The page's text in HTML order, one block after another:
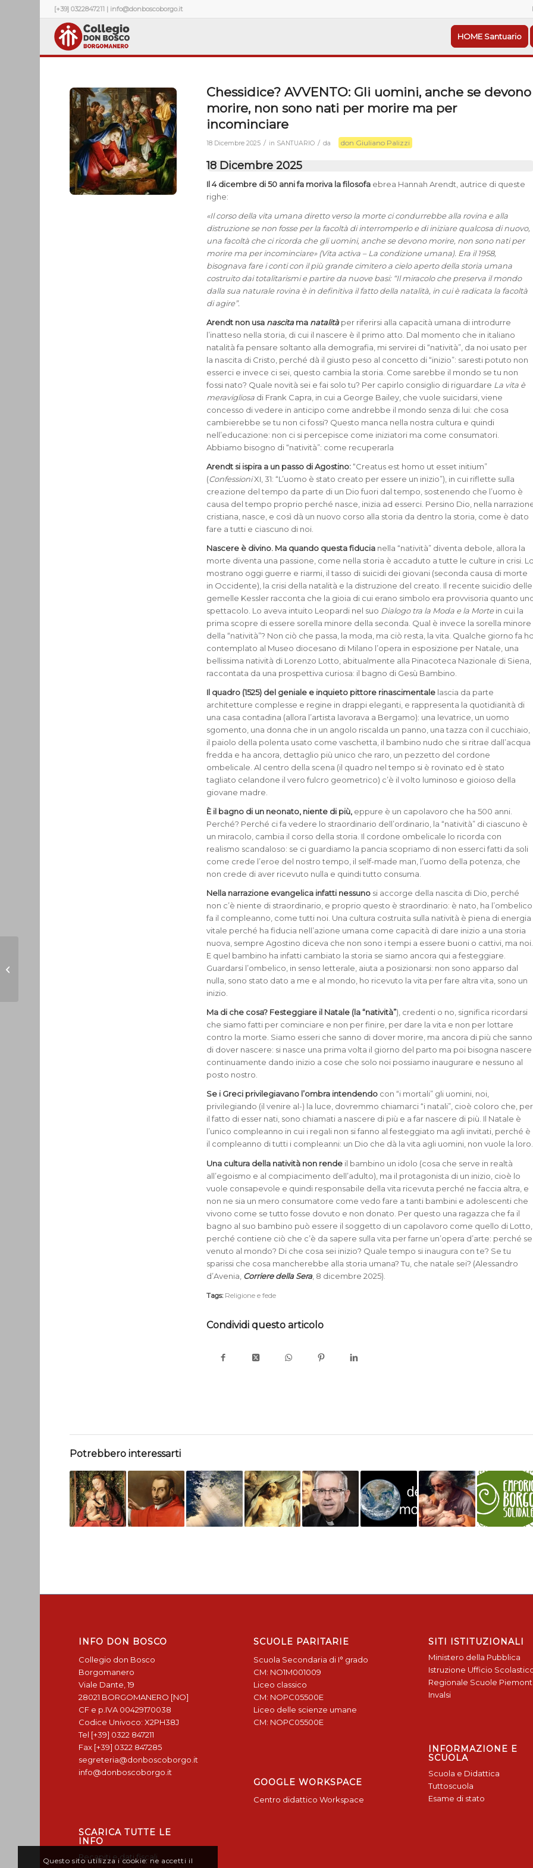
[+39] 0322847211 | info@donboscoborgo.it
HOME Santuario
Chessidice? AVVENTO: Gli uomini, anche se devono
morire, non sono nati per morire ma per
incominciare
18 Dicembre 2025 / in SANTUARIO / da don Giuliano Palizzi
18 Dicembre 2025
Il 4 dicembre di 50 anni fa moriva la filosofa ebrea Hannah Arendt, autrice di queste
righe:
«Il corso della vita umana diretto verso la morte ci condurrebbe alla rovina e alla
distruzione se non fosse per la facoltà di interromperlo e di iniziare qualcosa di nuovo,
una facoltà che ci ricorda che gli uomini, anche se devono morire, non sono nati per
morire ma per incominciare» (Vita activa – La condizione umana). Era il 1958,
bisognava fare i conti con il più grande cimitero a cielo aperto della storia umana
costruito dai totalitarismi e partire da nuove basi: “Il miracolo che preserva il mondo
dalla sua naturale rovina è in definitiva il fatto della natalità, in cui è radicata la facoltà
di agire”.
Arendt non usa nascitama natalità per riferirsi alla capacità umana di introdurre
l’inatteso nella storia, di cui il nascere è il primo atto. Dal momento che in italiano
natalità fa pensare soltanto alla demografia, mi servirei di “natività”, da noi usato per
la nascita di Cristo, perché dà il giusto peso al concetto di “inizio”: saresti potuto non
esserci e invece ci sei, questo cambia la storia. Come sarebbe il mondo se tu non
fossi nato? Quale novità sei e fai solo tu? Per capirlo consiglio di riguardare La vita è
meravigliosa di Frank Capra, in cui a George Bailey, che vuole suicidarsi, viene
concesso di vedere in anticipo come andrebbe il mondo senza di lui: che cosa
cambierebbe se tu non ci fossi? Questo manca nella nostra cultura e quindi
nell’educazione: non ci si percepisce come iniziatori ma come consumatori.
Abbiamo bisogno di “natività”: come recuperarla
Arendt si ispira a un passo di Agostino:“Creatus est homo ut esset initium”
(ConfessioniXI, 31: “L’uomo è stato creato per essere un inizio”), in cui riflette sulla
creazione del tempo da parte di un Dio fuori dal tempo, sostenendo che l’uomo è
causa del tempo proprio perché nasce, inizia ad esserci. Persino Dio, nella
cristiana, nasce, e così dà un nuovo corso alla storia da dentro la storia, come è dato
fare a tutti e ciascuno di noi.
Nascere è divino. Ma quando questa fiducia nella “natività” diventa debole, allora la
morte diventa una passione, come nella storia è accaduto a tutte le culture in crisi.
mostrano oggi guerre e riarmi, il tasso di suicidi dei giovani (seconda causa di morte
in Occidente), la crisi della natalità e la distruzione del creato. Il recente suicidio delle
gemelle Kessler racconta che la gioia di cui erano simbolo era provvisoria quanto
spettacolo. Lo aveva intuito Leopardi nel suo Dialogo tra la Moda e la Mortein cui la
prima scopre di essere sorella minore della seconda. Qual è invece la sorella minore
della “natività”? Non ciò che passa, la moda, ma ciò resta, la vita. Qualche giorno fa
contemplato al Museo diocesano di Milano l’opera in esposizione per Natale, una
bellissima natività di Lorenzo Lotto, abitualmente alla Pinacoteca Nazionale di Siena,
raccontata da una prospettiva curiosa: il bagno di Gesù Bambino.
Il quadro (1525) del geniale e inquieto pittore rinascimentale lascia da parte
architetture complesse e regine in drappi eleganti, e rappresenta la quotidianità di
una casa contadina (allora l’artista lavorava a Bergamo): una levatrice, un uomo
sgomento, una donna che in un angolo riscalda un panno, una tazza con il cucchiaio,
il paiolo della polenta usato come vaschetta, il bambino nudo che si ritrae dall’acqua
fredda e ha ancora, dettaglio più unico che raro, un pezzetto del cordone
ombelicale. Al centro della scena (il quadro nel tempo si è rovinato ed è stato
tagliato celandone il vero fulcro geometrico) c’è il volto luminoso e gioioso della
giovane madre.
È il bagno di un neonato, niente di più, eppure è un capolavoro che ha 500 anni.
Perché? Perché ci fa vedere lo straordinario dell’ordinario, la “natività” di ciascuno è
un miracolo, cambia il corso della storia. Il cordone ombelicale lo ricorda con
realismo scandaloso: se ci guardiamo la pancia scopriamo di non esserci fatti da soli
come crede l’eroe del nostro tempo, il self-made man, l’uomo della potenza, che
non crede di aver ricevuto nulla e quindi tutto consuma.
Nella narrazione evangelica infatti nessuno si accorge della nascita di Dio, perché
non c’è niente di straordinario, e proprio questo è straordinario: è nato, ha
fa il compleanno, come tutti noi. Una cultura costruita sulla natività è piena di energia
vitale perché ha fiducia nell’azione umana come capacità di dare inizio a una storia
nuova, sempre Agostino diceva che non sono i tempi a essere buoni o cattivi, ma noi.
E quel bambino ha infatti cambiato la storia se siamo ancora qui a festeggiare.
Guardarsi l’ombelico, in senso letterale, aiuta a posizionarsi: non sono apparso dal
nulla, sono stato dato a me e al mondo, ho ricevuto la vita per fare altra vita, sono un
inizio.
Ma di che cosa? Festeggiare il Natale (la “natività”), credenti o no, significa ricordarsi
che siamo fatti per cominciare e non per finire, per dare la vita e non per lottare
contro la morte. Siamo esseri che sanno di dover morire, ma ancora di più che sanno
di dover nascere: si nasce una prima volta il giorno del parto ma poi bisogna nascere
continuamente dando inizio a cose che solo noi possiamo inaugurare e nessuno al
posto nostro.
Se i Greci privilegiavano l’ombra intendendo con “i mortali” gli uomini, noi,
privilegiando (il venire al-) la luce, dovremmo chiamarci “i natali”, cioè coloro che, per
il fatto di esser nati, sono chiamati a nascere di più e a far nascere di più. Il Natale è
l’unico compleanno in cui i regali non si fanno al festeggiato ma agli invitati, perché è
il compleanno di tutti i compleanni: un Dio che dà la vita agli uomini, non vuole la loro.
Una cultura della natività non rende il bambino un idolo (cosa che serve in realtà
all’egoismo e al compiacimento dell’adulto), ma il protagonista di un inizio, cioè lo
vuole consapevole e quindi responsabile della vita ricevuta perché ne faccia altra, e
non ne sia un mero consumatore come vedo fare a tanti bambini e adolescenti che
vivono come se tutto fosse dovuto e non donato. Per questo una ragazza che fa il
bagno al suo bambino può essere il soggetto di un capolavoro come quello di Lotto,
perché contiene ciò che c’è da sapere sulla vita per farne un’opera d’arte: perché
venuto al mondo? Di che cosa sei inizio? Quale tempo si inaugura con te? Se tu
sparissi che cosa mancherebbe alla storia umana? Tu, che natale sei? (Alessandro
d’Avenia, Corriere della Sera, 8 dicembre 2025).
Tags: Religione e fede
Condividi questo articolo
Potrebbero interessarti
INFO DON BOSCO
Collegio don Bosco
Borgomanero
Viale Dante, 19
28021 BORGOMANERO [NO]
CF e p.IVA 00429170038
Codice Univoco: X2PH38J
Tel [+39] 0322 847211
Fax [+39] 0322 847285
segreteria@donboscoborgo.it
info@donboscoborgo.it
SCARICA TUTTE LE
INFO
Recapiti e dati fiscali
SCUOLE PARITARIE
Scuola Secondaria di I° grado
CM: NO1M001009
Liceo classico
CM: NOPC05500E
Liceo delle scienze umane
CM: NOPC05500E
GOOGLE WORKSPACE
Centro didattico Workspace
SITI ISTITUZIONALI
Ministero della Pubblica
Istruzione Ufficio
Regionale Scuole
Invalsi
INFORMAZIONE E
SCUOLA
Scuola e Didattica
Tuttoscuola
Esame di stato
Questo sito utilizza i cookie: ne accetti il